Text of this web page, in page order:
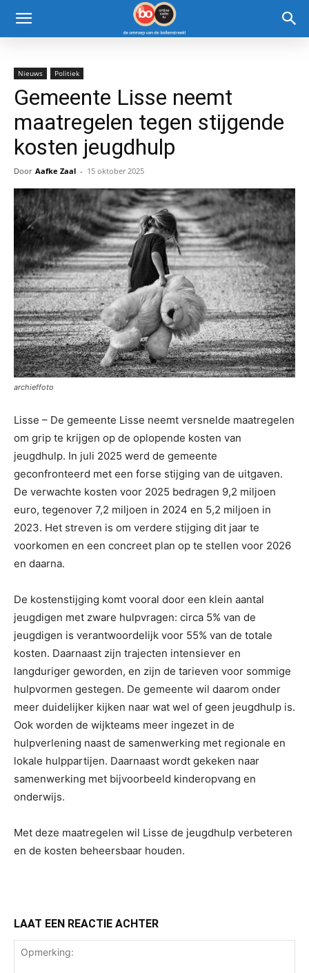
Nieuws Politiek
Gemeente Lisse neemt
maatregelen tegen stijgende
kosten jeugdhulp
Door Aafke Zaal - 15 oktober 2025
archieffoto
Lisse – De gemeente Lisse neemt versnelde maatregelen
om grip te krijgen op de oplopende kosten van
jeugdhulp. In juli 2025 werd de gemeente
geconfronteerd met een forse stijging van de uitgaven.
De verwachte kosten voor 2025 bedragen 9,2 miljoen
euro, tegenover 7,2 miljoen in 2024 en 5,2 miljoen in
2023. Het streven is om verdere stijging dit jaar te
voorkomen en een concreet plan op te stellen voor 2026
en daarna.
De kostenstijging komt vooral door een klein aantal
jeugdigen met zware hulpvragen: circa 5% van de
jeugdigen is verantwoordelijk voor 55% van de totale
kosten. Daarnaast zijn trajecten intensiever en
langduriger geworden, en zijn de tarieven voor sommige
hulpvormen gestegen. De gemeente wil daarom onder
meer duidelijker kijken naar wat wel of geen jeugdhulp is.
Ook worden de wijkteams meer ingezet in de
hulpverlening naast de samenwerking met regionale en
lokale hulppartijen. Daarnaast wordt gekeken naar
samenwerking met bijvoorbeeld kinderopvang en
onderwijs.
Met deze maatregelen wil Lisse de jeugdhulp verbeteren
en de kosten beheersbaar houden.
LAAT EEN REACTIE ACHTER